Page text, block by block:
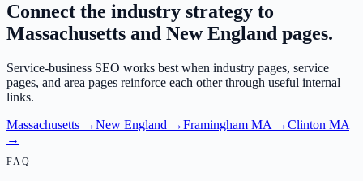
Connect the industry strategy to
Massachusetts and New England pages.
Service-business SEO works best when industry pages, service
pages, and area pages reinforce each other through useful internal
links.
Massachusetts →New England →Framingham MA →Clinton MA
→
FAQ